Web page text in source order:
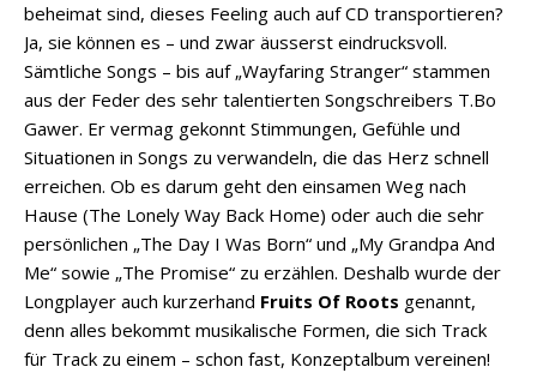
beheimat sind, dieses Feeling auch auf CD transportieren?
Ja, sie können es – und zwar äusserst eindrucksvoll.
Sämtliche Songs – bis auf „Wayfaring Stranger“ stammen
aus der Feder des sehr talentierten Songschreibers T.Bo
Gawer. Er vermag gekonnt Stimmungen, Gefühle und
Situationen in Songs zu verwandeln, die das Herz schnell
erreichen. Ob es darum geht den einsamen Weg nach
Hause (The Lonely Way Back Home) oder auch die sehr
persönlichen „The Day I Was Born“ und „My Grandpa And
Me“ sowie „The Promise“ zu erzählen. Deshalb wurde der
Longplayer auch kurzerhand Fruits Of Roots genannt,
denn alles bekommt musikalische Formen, die sich Track
für Track zu einem – schon fast, Konzeptalbum vereinen!